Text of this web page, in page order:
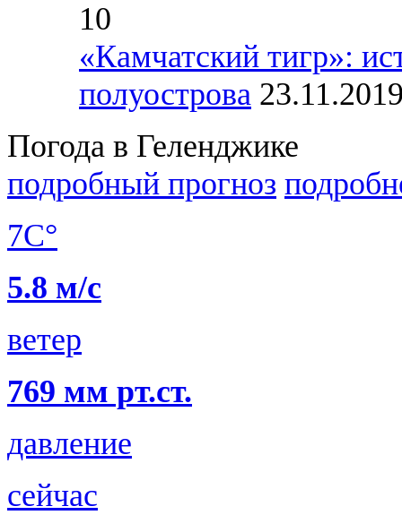
10
«Камчатский тигр»:
полуострова
Погода в Геленджике
подробный прогноз
7C°
5.8 м/с
ветер
769 мм рт.ст.
давление
сейчас